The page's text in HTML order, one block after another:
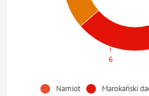
Namiot Marokański
6